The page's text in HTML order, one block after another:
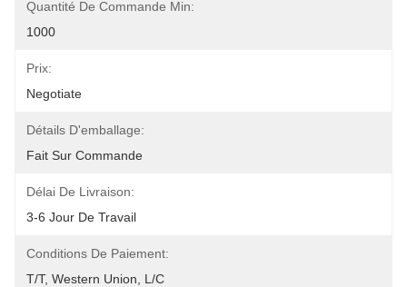
Quantité De Commande Min:
1000
Prix:
Negotiate
Détails D'emballage:
Fait Sur Commande
Délai De Livraison:
3-6 Jour De Travail
Conditions De Paiement:
T/T, Western Union, L/C